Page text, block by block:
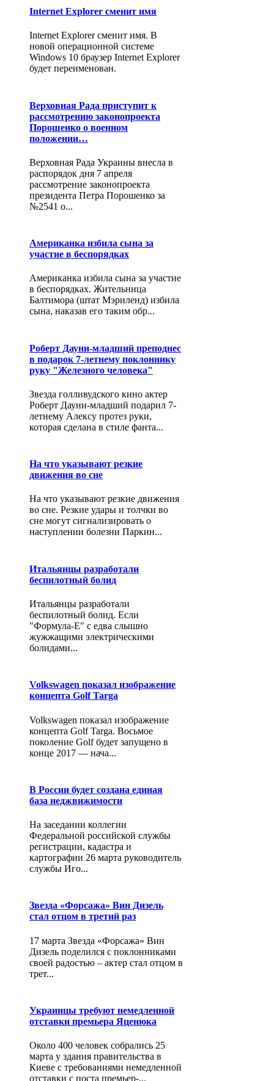
Internet Explorer сменит имя
Internet Explorer сменит имя. В
новой операционной системе
Windows 10 браузер Internet Explorer
будет переименован.
Верховная Рада приступит к
рассмотрению законопроекта
Порошенко о военном
положении…
Верховная Рада Украины внесла в
распорядок дня 7 апреля
рассмотрение законопроекта
президента Петра Порошенко за
№2541 о...
Американка избила сына за
участие в беспорядках
Американка избила сына за участие
в беспорядках. Жительница
Балтимора (штат Мэриленд) избила
сына, наказав его таким обр...
Роберт Дауни-младший преподнес
в подарок 7-летнему поклоннику
руку "Железного человека"
Звезда голливудского кино актер
Роберт Дауни-младший подарил 7-
летнему Алексу протез руки,
которая сделана в стиле фанта...
На что указывают резкие
движения во сне
На что указывают резкие движения
во сне. Резкие удары и толчки во
сне могут сигнализировать о
наступлении болезни Паркин...
Итальянцы разработали
беспилотный болид
Итальянцы разработали
беспилотный болид. Если
"Формула-Е" с едва слышно
жужжащими электрическими
болидами...
Volkswagen показал изображение
концепта Golf Targa
Volkswagen показал изображение
концепта Golf Targa. Восьмое
поколение Golf будет запущено в
конце 2017 — нача...
В России будет создана единая
база неджвижимости
На заседании коллегии
Федеральной российской службы
регистрации, кадастра и
картографии 26 марта руководитель
службы Иго...
Звезда «Форсажа» Вин Дизель
стал отцом в третий раз
17 марта Звезда «Форсажа» Вин
Дизель поделился с поклонниками
своей радостью – актер стал отцом в
трет...
Украинцы требуют немедленной
отставки премьера Яценюка
Около 400 человек собрались 25
марта у здания правительства в
Киеве с требованиями немедленной
отставки с поста премьер-...